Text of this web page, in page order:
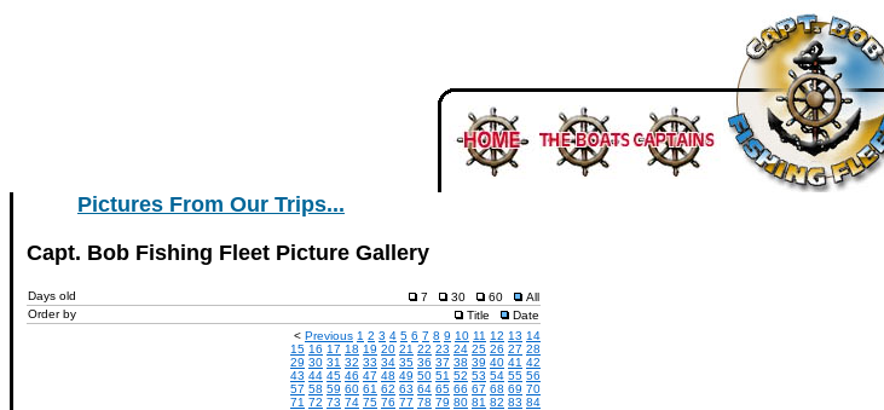
Pictures From Our Trips...
Capt. Bob Fishing Fleet Picture Gallery
Days old 7 30 60
All
Order by
Title Date
< Previous 1 2 3 4 5 6 7 8 9 10 11 12 13 14
15 16 17 18 19 20 21 22 23 24 25 26 27 28
29 30 31 32 33 34 35 36 37 38 39 40 41 42
43 44 45 46 47 48 49 50 51 52 53 54 55 56
57 58 59 60 61 62 63 64 65 66 67 68 69 70
71 72 73 74 75 76 77 78 79 80 81 82 83 84